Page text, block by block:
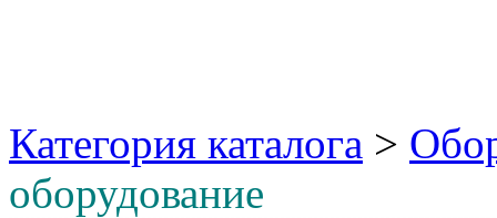
Категория каталога >
оборудование